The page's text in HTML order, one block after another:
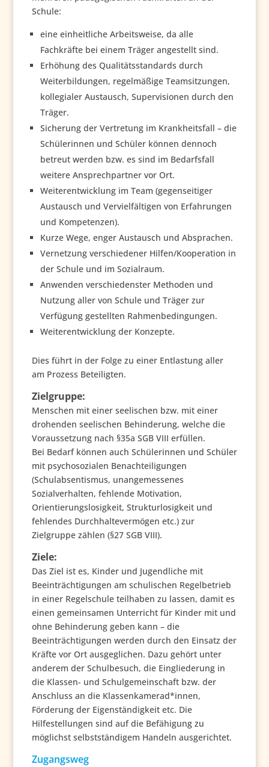
Schule:
eine einheitliche Arbeitsweise, da alle
Fachkräfte bei einem Träger angestellt sind.
Erhöhung des Qualitätsstandards durch
Weiterbildungen, regelmäßige Teamsitzungen,
kollegialer Austausch, Supervisionen durch den
Träger.
Sicherung der Vertretung im Krankheitsfall – die
Schülerinnen und Schüler können dennoch
betreut werden bzw. es sind im Bedarfsfall
weitere Ansprechpartner vor Ort.
Weiterentwicklung im Team (gegenseitiger
Austausch und Vervielfältigen von Erfahrungen
und Kompetenzen).
Kurze Wege, enger Austausch und Absprachen.
Vernetzung verschiedener Hilfen/Kooperation in
der Schule und im Sozialraum.
Anwenden verschiedenster Methoden und
Nutzung aller von Schule und Träger zur
Verfügung gestellten Rahmenbedingungen.
Weiterentwicklung der Konzepte.
Dies führt in der Folge zu einer Entlastung aller
am Prozess Beteiligten.
Zielgruppe:
Menschen mit einer seelischen bzw. mit einer
drohenden seelischen Behinderung, welche die
Voraussetzung nach §35a SGB VIII erfüllen.
Bei Bedarf können auch Schülerinnen und Schüler
mit psychosozialen Benachteiligungen
(Schulabsentismus, unangemessenes
Sozialverhalten, fehlende Motivation,
Orientierungslosigkeit, Strukturlosigkeit und
fehlendes Durchhaltevermögen etc.) zur
Zielgruppe zählen (§27 SGB VIII).
Ziele:
Das Ziel ist es, Kinder und Jugendliche mit
Beeinträchtigungen am schulischen Regelbetrieb
in einer Regelschule teilhaben zu lassen, damit es
einen gemeinsamen Unterricht für Kinder mit und
ohne Behinderung geben kann – die
Beeinträchtigungen werden durch den Einsatz der
Kräfte vor Ort ausgeglichen. Dazu gehört unter
anderem der Schulbesuch, die Eingliederung in
die Klassen- und Schulgemeinschaft bzw. der
Anschluss an die Klassenkamerad*innen,
Förderung der Eigenständigkeit etc. Die
Hilfestellungen sind auf die Befähigung zu
möglichst selbstständigem Handeln ausgerichtet.
Zugangsweg